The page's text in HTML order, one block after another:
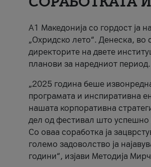
A1 Македонија со гордост ја
„Охридско лето“. Денеска, во
директорите на двете
планови за наредниот период.
„2025 година беше
програмата и инспиративна
нашата корпоративна
дел од фестивал што успешно
Со оваа соработка ја
големо задоволство ја
години“, изјави Методија